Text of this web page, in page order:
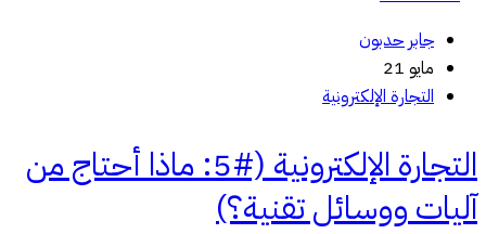
جابر حدبون
مايو 21
التجارة الإلكترونية
التجارة الإلكترونية (#5: ماذا أحتاج من
آليات ووسائل تقنية؟)